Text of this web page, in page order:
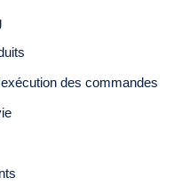
des commandes